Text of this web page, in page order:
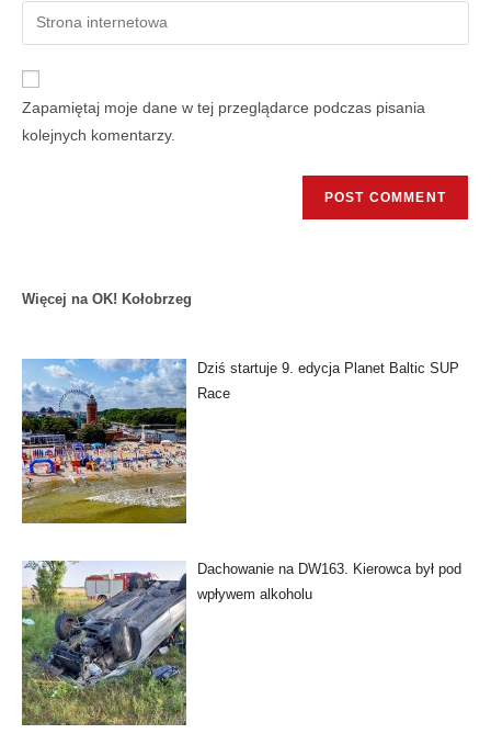
Zapamiętaj moje dane w tej przeglądarce podczas pisania
kolejnych komentarzy.
Więcej na OK! Kołobrzeg
Dziś startuje 9. edycja Planet Baltic SUP
Race
Dachowanie na DW163. Kierowca był pod
wpływem alkoholu